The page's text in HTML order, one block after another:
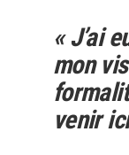
« J’ai
mon
venir